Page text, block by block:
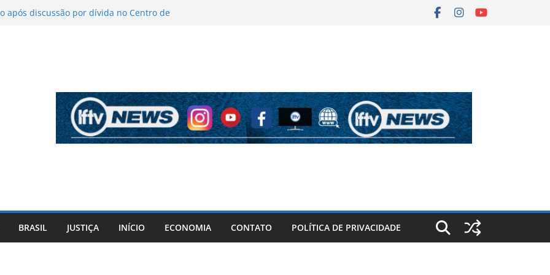
após discussão por dívida no Centro de
a tiros após criminosos invadirem
BRASIL JUSTIÇA INÍCIO ECONOMIA CONTATO POLÍTICA DE PRIVACIDADE